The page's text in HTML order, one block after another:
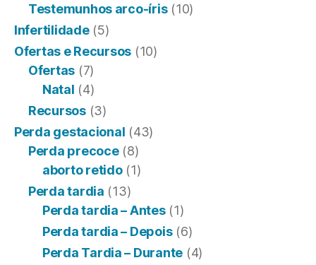
Testemunhos arco-íris(10)
Infertilidade(5)
Ofertas e Recursos (10)
Ofertas (7)
Natal (4)
Recursos(3)
Perda gestacional (43)
Perda precoce(8)
aborto retido(1)
Perda tardia (13)
Perda tardia – Antes(1)
Perda tardia – Depois(6)
Perda Tardia – Durante (4)